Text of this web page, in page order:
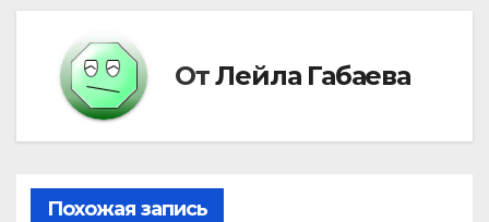
ОтЛейла Габаева
Похожая запись